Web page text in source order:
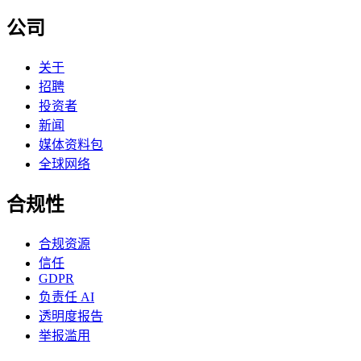
公司
关于
招聘
投资者
新闻
媒体资料包
全球网络
合规性
合规资源
信任
GDPR
负责任 AI
透明度报告
举报滥用